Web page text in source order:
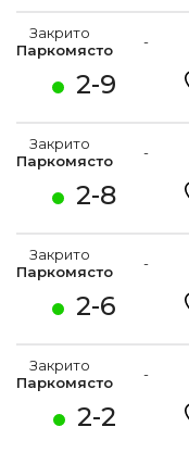
2-9
Закрито
Паркомясто
-
2-8
Закрито
Паркомясто
-
2-6
Закрито
Паркомясто
-
2-2
Закрито
Паркомясто
-